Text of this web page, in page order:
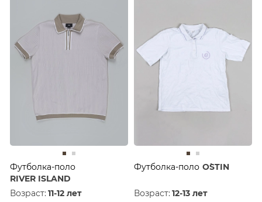
Футболка-поло
RIVER ISLAND
Возраст: 11-12 лет
Футболка-поло O`STIN
Возраст: 12-13 лет